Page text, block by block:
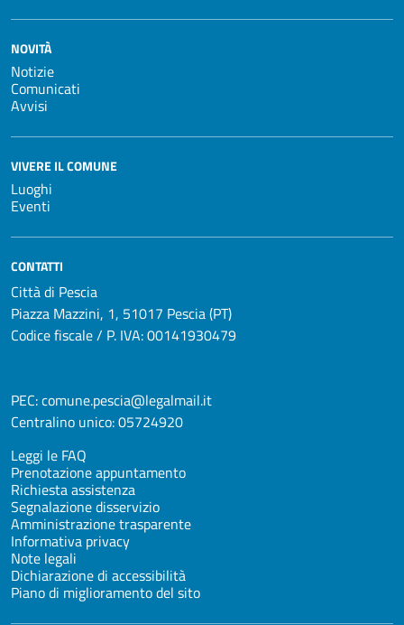
NOVITÀ
Notizie
Comunicati
Avvisi
VIVERE IL COMUNE
Luoghi
Eventi
CONTATTI
Città di Pescia
Piazza Mazzini, 1, 51017 Pescia (PT)
Codice fiscale / P. IVA: 00141930479
PEC:comune.pescia@legalmail.it
Centralino unico:05724920
Leggi le FAQ
Prenotazione appuntamento
Richiesta assistenza
Segnalazione disservizio
Amministrazione trasparente
Informativa privacy
Note legali
Dichiarazione di accessibilità
Piano di miglioramento del sito